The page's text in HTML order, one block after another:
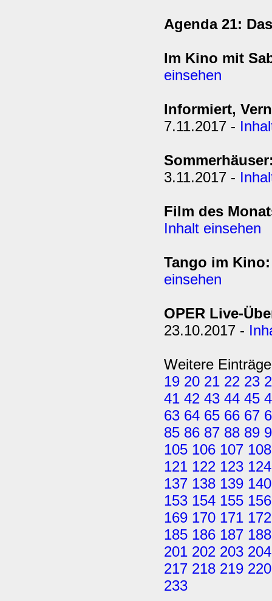
Agenda 21:
Im Kino mit
einsehen
Informiert,
7.11.2017 -
3.11.2017 -
Film des
Inhalt einsehen
Tango im
einsehen
OPER Live-
23.10.2017 -
Weitere
19 20 21 22 23
41 42 43 44 45
63 64 65 66 67
85 86 87 88 89
105 106 107 108
121 122 123 124
137 138 139 140
153 154 155 156
169 170 171 172
185 186 187 188
201 202 203 204
217 218 219 220
233